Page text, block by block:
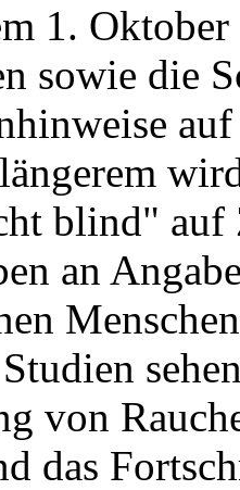
1.
sowie die
blind"
an
von
das